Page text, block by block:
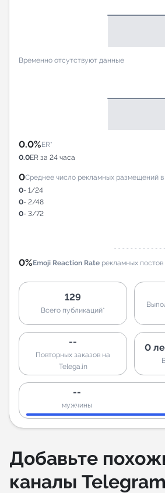
Временно отсутствуют данные
0.0%ER*
0.0ER за 24 часа
0Среднее число рекламных размещений
0- 1/24
0- 2/48
0- 3/72
0%Emoji Reaction Rate рекламных постов
129
Всего публикаций*
--
Повторных заказов на
Telega.in
0
--
мужчины
Добавьте
каналы